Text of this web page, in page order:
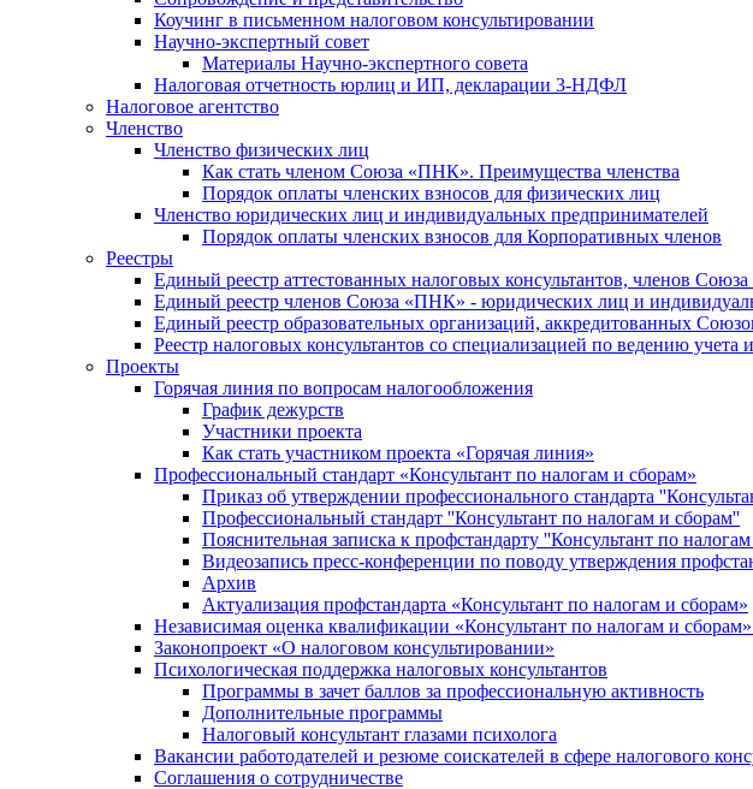
Коучинг в письменном налоговом консультировании
Научно-экспертный совет
Материалы Научно-экспертного совета
Налоговая отчетность юрлиц и ИП, декларации 3-НДФЛ
Налоговое агентство
Членство
Членство физических лиц
Как стать членом Союза «ПНК». Преимущества членства
Порядок оплаты членских взносов для физических лиц
Членство юридических лиц и индивидуальных предпринимателей
Порядок оплаты членских взносов для Корпоративных членов
Реестры
Единый реестр аттестованных налоговых консультантов, членов
Единый реестр членов Союза «ПНК» - юридических лиц и
Единый реестр образовательных организаций, аккредитованных
Реестр налоговых консультантов со специализацией по ведению учета
Проекты
Горячая линия по вопросам налогообложения
График дежурств
Участники проекта
Как стать участником проекта «Горячая линия»
Профессиональный стандарт «Консультант по налогам и сборам»
Приказ об утверждении профессионального стандарта
Профессиональный стандарт ''Консультант по налогам и сборам''
Пояснительная записка к профстандарту ''Консультант по
Видеозапись пресс-конференции по поводу утверждения
Архив
Актуализация профстандарта «Консультант по налогам и сборам»
Независимая оценка квалификации «Консультант по налогам и
Законопроект «О налоговом консультировании»
Психологическая поддержка налоговых консультантов
Программы в зачет баллов за профессиональную активность
Дополнительные программы
Налоговый консультант глазами психолога
Вакансии работодателей и резюме соискателей в сфере налогового
Соглашения о сотрудничестве